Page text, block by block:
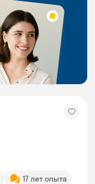
17 лет опыта